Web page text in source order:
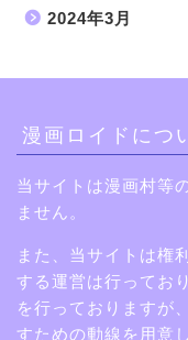
2024年3月
漫画ロイドにつ
当サイトは漫画村等
ません。
また、当サイトは権
する運営は行ってお
を行っておりますが
すための動線を用意